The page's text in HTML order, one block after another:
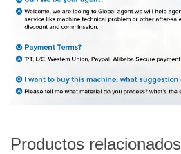
Productos relacionados